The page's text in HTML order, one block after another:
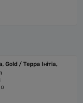
Gold / Терра Інітіа,
0